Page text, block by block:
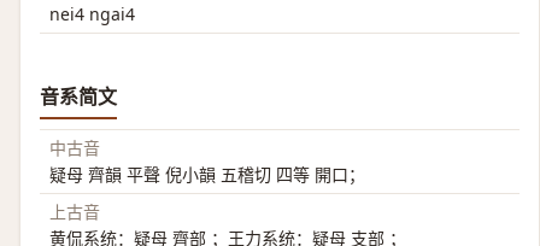
nei4 ngai4
音系简文
中古音
疑母 齊韻 平聲 倪小韻 五稽切 四等 開口；
上古音
黄侃系统：疑母 齊部 ；王力系统：疑母 支部 ；